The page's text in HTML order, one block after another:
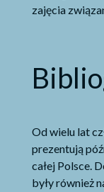
zajęcia
Od wielu lat
prezentują
całej Polsce.
były również